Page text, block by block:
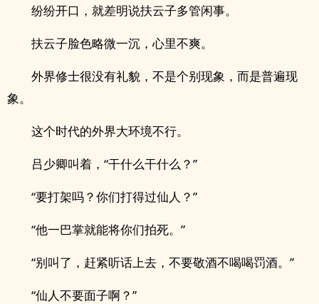
纷纷开口，就差明说扶云子多管闲事。
扶云子脸色略微一沉，心里不爽。
外界修士很没有礼貌，不是个别现象，而是普遍现
象。
这个时代的外界大环境不行。
吕少卿叫着，“干什么干什么？”
“要打架吗？你们打得过仙人？”
“他一巴掌就能将你们拍死。”
“别叫了，赶紧听话上去，不要敬酒不喝喝罚酒。”
“仙人不要面子啊？”